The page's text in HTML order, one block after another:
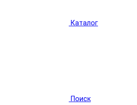
Каталог
Поиск